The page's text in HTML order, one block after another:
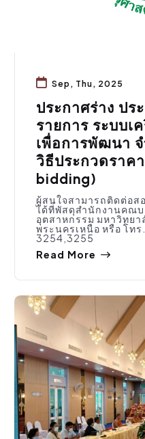
Sep, Thu, 2025
ประกาศร่าง ปร
รายการ ระบบเ
เพื่อการพัฒนา
วิธีประกวดราค
bidding)
ผู้สนใจสามารถติดต่อส
ได้ที่พัสดุสำนักงานคณ
อุตสาหกรรม มหาวิทยา
พระนครเหนือ หรือ โ
3254,3255
Read More
ประชาสัมพันธ์